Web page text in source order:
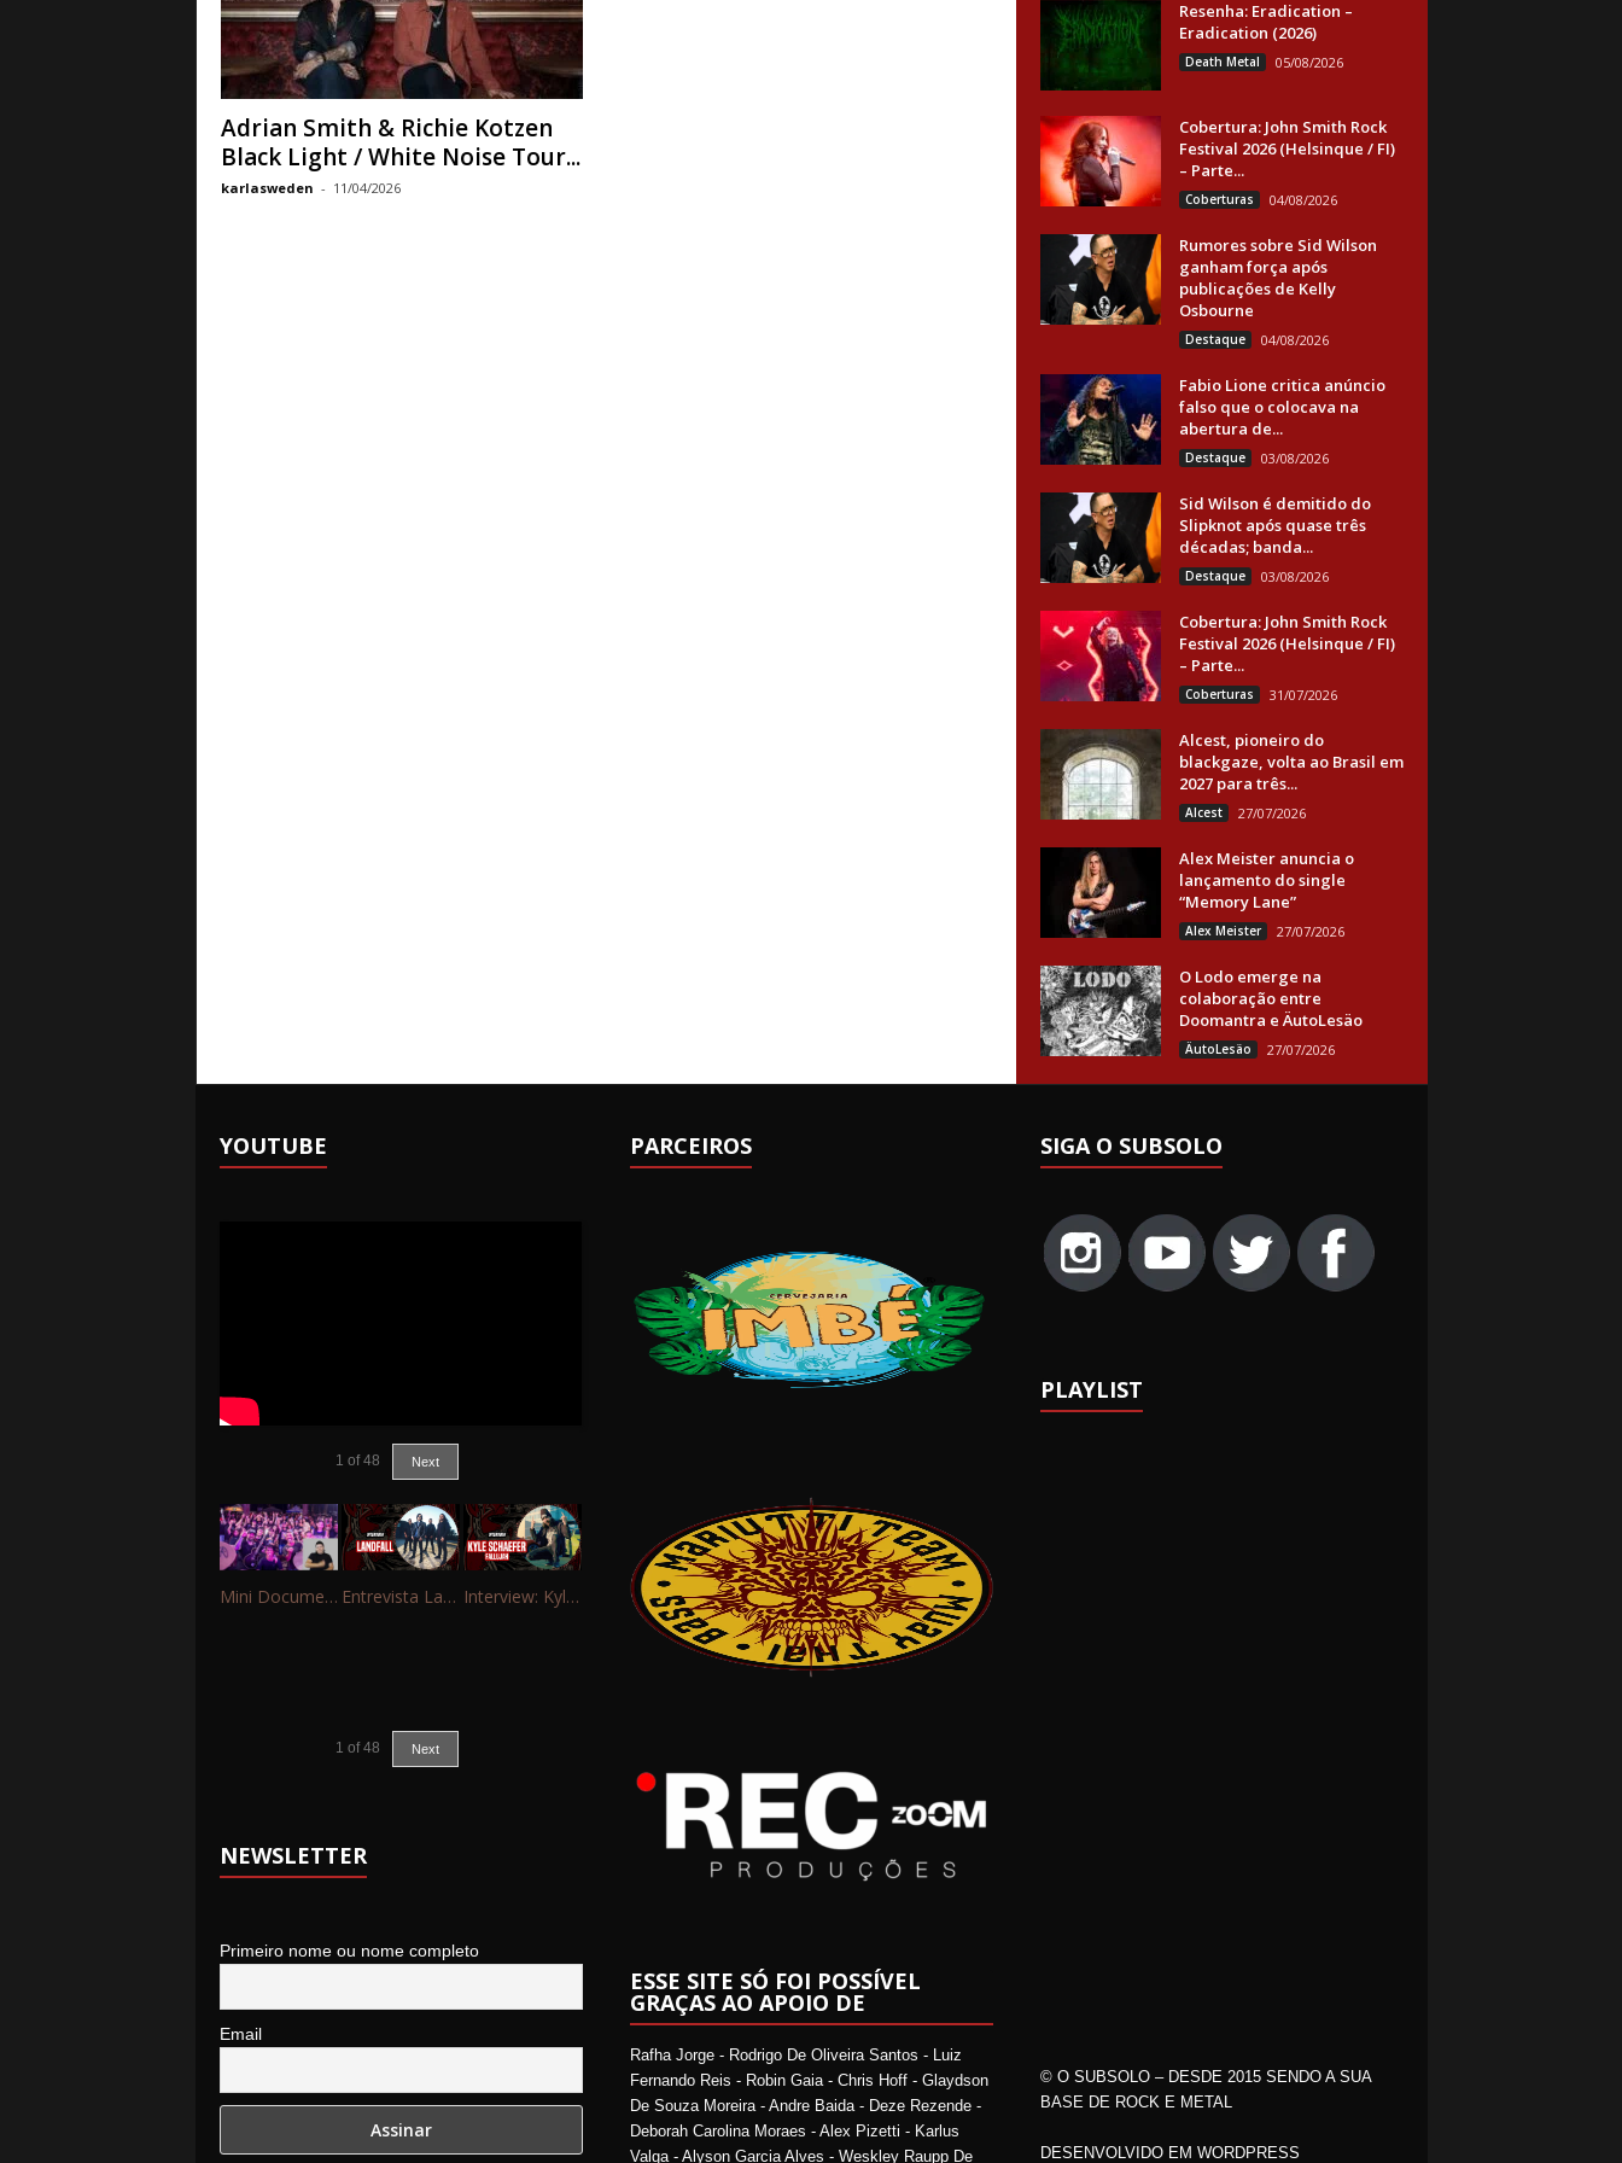
Adrian Smith & Richie Kotzen
Black Light / White Noise Tour...
karlasweden - 11/04/2026
Resenha: Eradication –
Eradication (2026)
Death Metal 05/08/2026
Cobertura: John Smith Rock
Festival 2026 (Helsinque / FI)
– Parte...
Coberturas 04/08/2026
Rumores sobre Sid Wilson
ganham força após
publicações de Kelly
Osbourne
Destaque 04/08/2026
Fabio Lione critica anúncio
falso que o colocava na
abertura de...
Destaque 03/08/2026
Sid Wilson é demitido do
Slipknot após quase três
décadas; banda...
Destaque 03/08/2026
Cobertura: John Smith Rock
Festival 2026 (Helsinque / FI)
– Parte...
Coberturas 31/07/2026
Alcest, pioneiro do
blackgaze, volta ao Brasil em
2027 para três...
Alcest 27/07/2026
Alex Meister anuncia o
lançamento do single
“Memory Lane”
Alex Meister 27/07/2026
O Lodo emerge na
colaboração entre
Doomantra e ÄutoLesäo
ÄutoLesäo 27/07/2026
YOUTUBE
1 of 48 Next
Mini Documentário – 10 Anos de Portinho Rock Entrevista Landfall Interview: Kyle Schaefer (Fallujah)
1 of 48 Next
NEWSLETTER
Primeiro nome ou nome completo
Email
PARCEIROS
ESSE SITE SÓ FOI POSSÍVEL
GRAÇAS AO APOIO DE
Rafha Jorge - Rodrigo De Oliveira Santos - Luiz
Fernando Reis - Robin Gaia - Chris Hoff - Glaydson
De Souza Moreira - Andre Baida - Deze Rezende -
Deborah Carolina Moraes - Alex Pizetti - Karlus
Valga - Alyson Garcia Alves - Weskley Raupp De
SIGA O SUBSOLO
PLAYLIST
© O SUBSOLO – DESDE 2015 SENDO A SUA
BASE DE ROCK E METAL
DESENVOLVIDO EM WORDPRESS